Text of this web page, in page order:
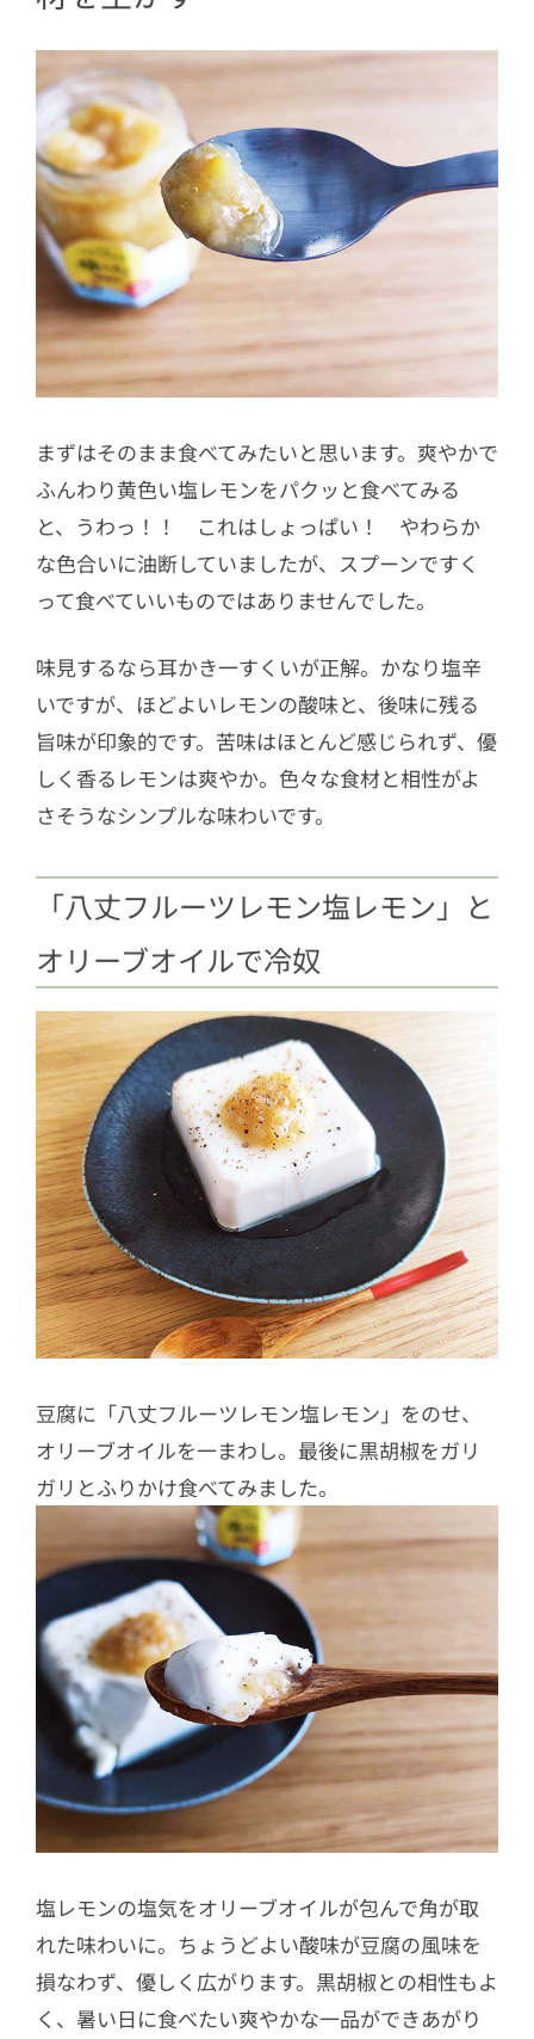
まずはそのまま食べてみたいと思います。爽やかで
ふんわり黄色い塩レモンをパクッと食べてみる
と、うわっ！！ これはしょっぱい！ やわらか
な色合いに油断していましたが、スプーンですく
って食べていいものではありませんでした。
味見するなら耳かき一すくいが正解。かなり塩辛
いですが、ほどよいレモンの酸味と、後味に残る
旨味が印象的です。苦味はほとんど感じられず、優
しく香るレモンは爽やか。色々な食材と相性がよ
さそうなシンプルな味わいです。
「八丈フルーツレモン塩レモン」と
オリーブオイルで冷奴
豆腐に「八丈フルーツレモン塩レモン」をのせ、
オリーブオイルを一まわし。最後に黒胡椒をガリ
ガリとふりかけ食べてみました。
塩レモンの塩気をオリーブオイルが包んで角が取
れた味わいに。ちょうどよい酸味が豆腐の風味を
損なわず、優しく広がります。黒胡椒との相性もよ
く、暑い日に食べたい爽やかな一品ができあがり